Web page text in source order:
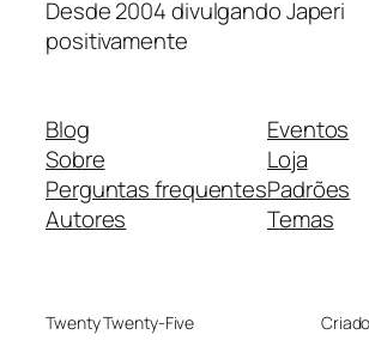
Desde 2004 divulgando Japeri
positivamente
Blog
Sobre
Perguntas frequentes
Autores
Eventos
Loja
Padrões
Temas
Twenty Twenty-Five